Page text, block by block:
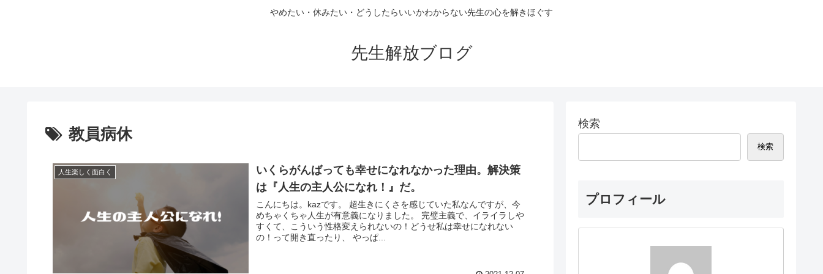
やめたい・休みたい・どうしたらいいかわからない先生の心を解きほぐす
先生解放ブログ
教員病休
人生楽しく面白く
いくらがんばっても幸せになれなかった理由。解決策
は『人生の主人公になれ！』だ。
こんにちは。kazです。 超生きにくさを感じていた私なんですが、今
めちゃくちゃ人生が有意義になりました。 完璧主義で、イライラしや
すくて、こういう性格変えられないの！どうせ私は幸せになれない
の！って開き直ったり、 やっぱ...
検索
検索
プロフィール